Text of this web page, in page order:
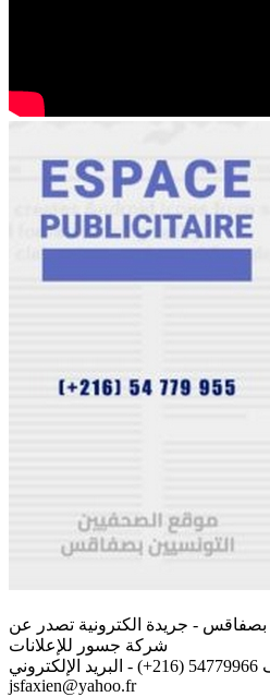
بصفاقس - جريدة الكترونية تصدر عن
شركة جسور للإعلانات
للإتصال أو نشر الردود الهاتف 54779966 (216+) - البريد الإلكتروني
jsfaxien@yahoo.fr